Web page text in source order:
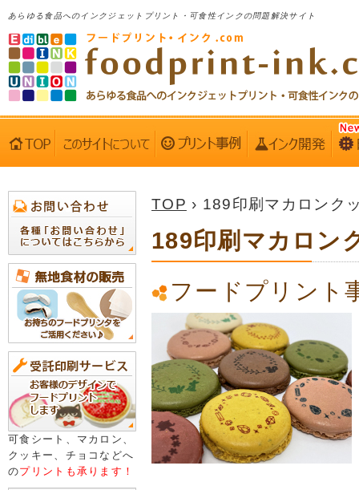
あらゆる食品へのインクジェットプリント・可食性インクの問題解決サイト
可食シート、マカロン、
クッキー、チョコなどへ
のプリントも承ります！
TOP › 189印刷マカロンク
189印刷マカロン
フードプリント